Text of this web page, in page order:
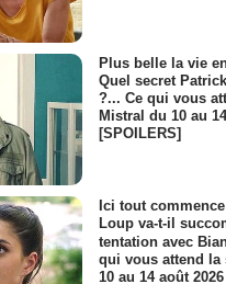
Plus belle la vie
Quel secret
?... Ce qui vous
Mistral du 10 au
[SPOILERS]
Ici tout
Loup va-t-il
tentation avec
qui vous attend la
10 au 14 août